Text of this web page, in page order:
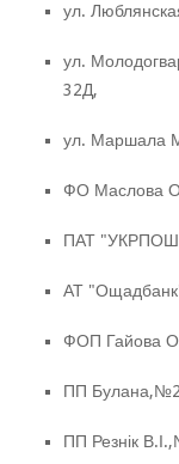
ул.
ул.
32Д,
ул. Маршала
ФО Маслова
ПАТ
АТ
ФОП Гайова
ПП
ПП Резнік